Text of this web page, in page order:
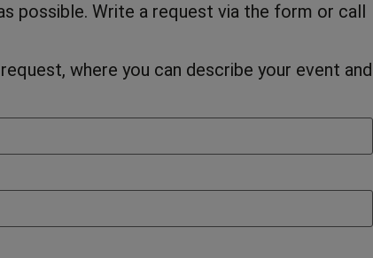
possible. Write a request via the form or call
where you can describe your event and